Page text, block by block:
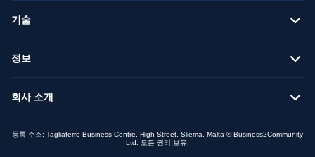
기술
정보
회사 소개
등록 주소: Tagliaferro Business Centre, High Street, Sliema, Malta © Business2Community
Ltd. 모든 권리 보유.